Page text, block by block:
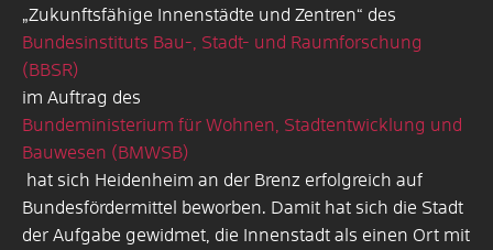
„Zukunftsfähige Innenstädte und Zentren“ des
Bundesinstituts Bau-, Stadt- und Raumforschung
(BBSR)
im Auftrag des
Bundeministerium für Wohnen, Stadtentwicklung und
Bauwesen (BMWSB)
hat sich Heidenheim an der Brenz erfolgreich auf
Bundesfördermittel beworben. Damit hat sich die Stadt
der Aufgabe gewidmet, die Innenstadt als einen Ort mit